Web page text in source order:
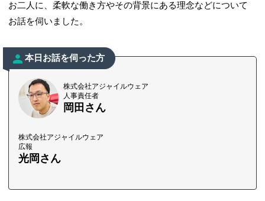
お二人に、柔軟な働き方やその背景にある理念などについて
お話を伺いました。
本日お話を伺った方
株式会社アジャイルウェア
人事責任者
岡田さん
株式会社アジャイルウェア
広報
光岡さん